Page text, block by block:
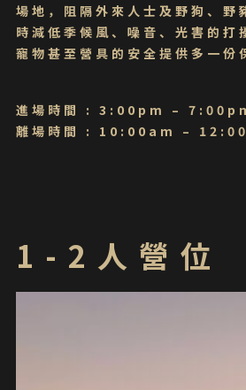
場地，阻隔外來人士及野狗、野
時減低季候風、噪音、光害的打
寵物甚至營具的安全提供多一份
進場時間 : 3:00pm –
離場時間 : 10:00am –
1-2人營位